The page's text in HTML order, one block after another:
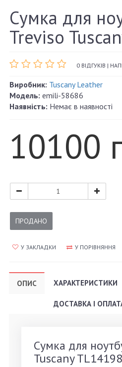
Сумка для
Treviso
0 ВІДГУКІВ |
Виробник: Tuscany Leather
Модель: emili-58686
Наявність: Немає в наявності
10100
ПРОДАНО
У ЗАКЛАДКИ У ПОРІВНЯННЯ
ОПИС ХАРАКТЕРИСТИКИ
ДОСТАВКА І
Сумка для
Tuscany